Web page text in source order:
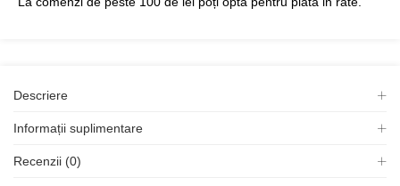
Descriere
Informații suplimentare
Recenzii (0)